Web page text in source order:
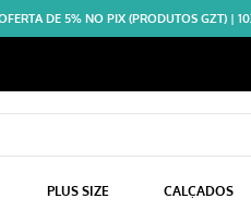
DE 5% NO PIX (PRODUTOS GZT) |
PLUS SIZE CALÇADOS